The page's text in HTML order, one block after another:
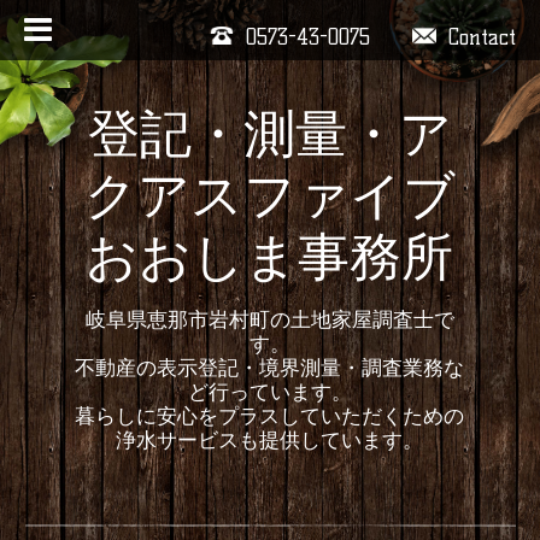
Contact
0573-43-0075
登記・測量・ア
クアスファイブ
おおしま事務所
岐阜県恵那市岩村町の土地家屋調査士で
す。
不動産の表示登記・境界測量・調査業務な
ど行っています。
暮らしに安心をプラスしていただくための
浄水サービスも提供しています。